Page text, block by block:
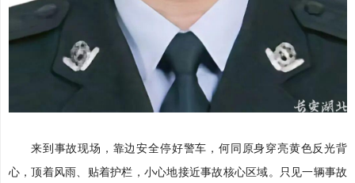
来到事故现场，靠边安全停好警车，何同原身穿亮黄色反光背
心，顶着风雨、贴着护栏，小心地接近事故核心区域。只见一辆事故